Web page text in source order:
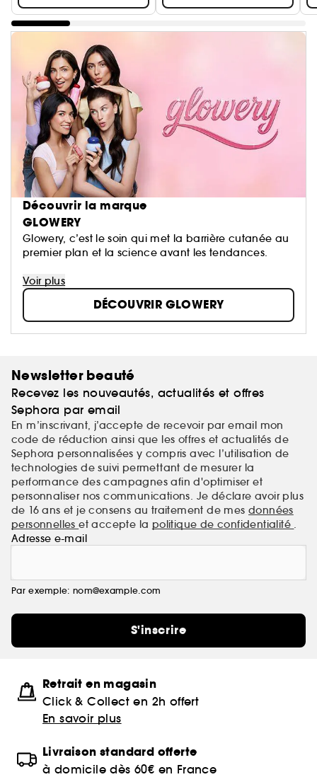
Découvrir la marque
GLOWERY
Glowery, c’est le soin qui met la barrière cutanée au
premier plan et la science avant les tendances.
Née en France, enrichie par l’innovation coréenne,
Glowery développe des formules testées
dermatologiquement, pensées pour suivre le rythme
naturel de la peau. Sa technologie pro-collagène
hydrate, apaise et renforce sans jamais en faire trop
qu’il fallait à votre peau.
Voir plus
DÉCOUVRIR GLOWERY
Newsletter beauté
Recevez les nouveautés, actualités et offres
Sephora par email
En m’inscrivant, j’accepte de recevoir par email mon
code de réduction ainsi que les offres et actualités de
Sephora personnalisées y compris avec l’utilisation de
technologies de suivi permettant de mesurer la
performance des campagnes afin d'optimiser et
personnaliser nos communications. Je déclare avoir plus
de 16 ans et je consens au traitement de mes données
personnelleset accepte la politique de confidentialité .
Adresse e-mail
Par exemple: nom@example.com
S'inscrire
Retrait en magasin
Click & Collect en 2h offert
En savoir plus
Livraison standard offerte
à domicile dès 60€ en France